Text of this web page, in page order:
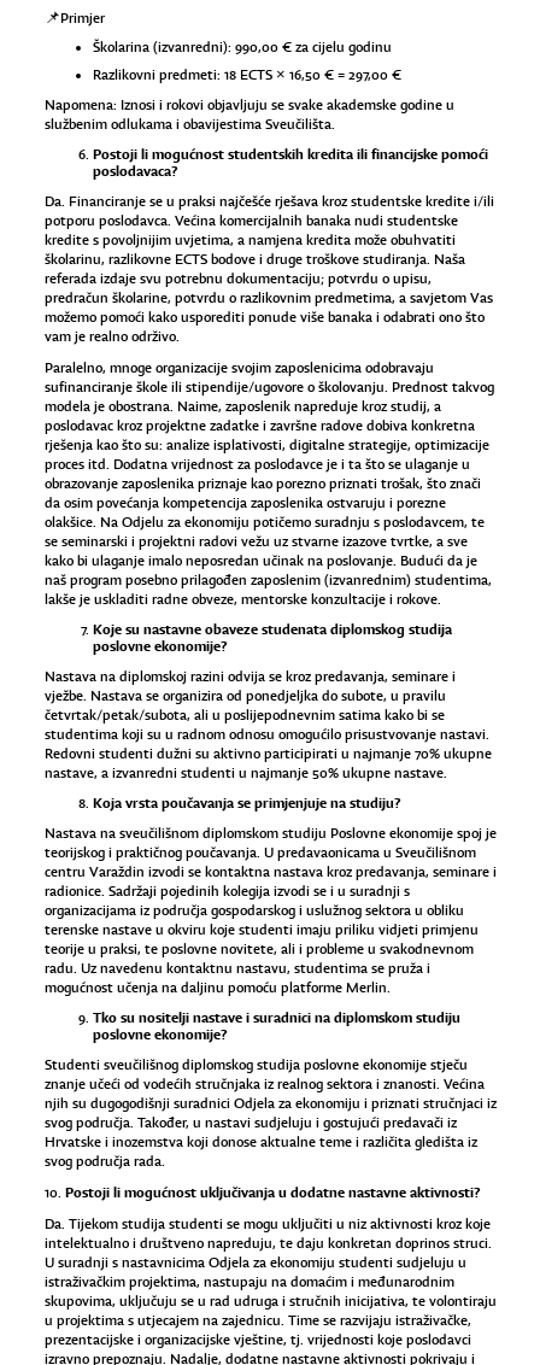
📌Primjer
Školarina (izvanredni): 990,00 € za cijelu godinu
Razlikovni predmeti: 18 ECTS × 16,50 € = 297,00 €
Napomena: Iznosi i rokovi objavljuju se svake akademske godine u
službenim odlukama i obavijestima Sveučilišta.
Postoji li mogućnost studentskih kredita ili financijske pomoći
poslodavaca?
Da. Financiranje se u praksi najčešće rješava kroz studentske kredite i/ili
potporu poslodavca. Većina komercijalnih banaka nudi studentske
kredite s povoljnijim uvjetima, a namjena kredita može obuhvatiti
školarinu, razlikovne ECTS bodove i druge troškove studiranja. Naša
referada izdaje svu potrebnu dokumentaciju; potvrdu o upisu,
predračun školarine, potvrdu o razlikovnim predmetima, a savjetom Vas
možemo pomoći kako usporediti ponude više banaka i odabrati ono što
vam je realno održivo.
Paralelno, mnoge organizacije svojim zaposlenicima odobravaju
sufinanciranje škole ili stipendije/ugovore o školovanju. Prednost takvog
modela je obostrana. Naime, zaposlenik napreduje kroz studij, a
poslodavac kroz projektne zadatke i završne radove dobiva konkretna
rješenja kao što su: analize isplativosti, digitalne strategije, optimizacije
proces itd. Dodatna vrijednost za poslodavce je i ta što se ulaganje u
obrazovanje zaposlenika priznaje kao porezno priznati trošak, što znači
da osim povećanja kompetencija zaposlenika ostvaruju i porezne
olakšice. Na Odjelu za ekonomiju potičemo suradnju s poslodavcem, te
se seminarski i projektni radovi vežu uz stvarne izazove tvrtke, a sve
kako bi ulaganje imalo neposredan učinak na poslovanje. Budući da je
naš program posebno prilagođen zaposlenim (izvanrednim) studentima,
lakše je uskladiti radne obveze, mentorske konzultacije i rokove.
Koje su nastavne obaveze studenata diplomskog studija
poslovne ekonomije?
Nastava na diplomskoj razini odvija se kroz predavanja, seminare i
vježbe. Nastava se organizira od ponedjeljka do subote, u pravilu
četvrtak/petak/subota, ali u poslijepodnevnim satima kako bi se
studentima koji su u radnom odnosu omogućilo prisustvovanje nastavi.
Redovni studenti dužni su aktivno participirati u najmanje 70% ukupne
nastave, a izvanredni studenti u najmanje 50% ukupne nastave.
Koja vrsta poučavanja se primjenjuje na studiju?
Nastava na sveučilišnom diplomskom studiju Poslovne ekonomije spoj je
teorijskog i praktičnog poučavanja. U predavaonicama u Sveučilišnom
centru Varaždin izvodi se kontaktna nastava kroz predavanja, seminare i
radionice. Sadržaji pojedinih kolegija izvodi se i u suradnji s
organizacijama iz područja gospodarskog i uslužnog sektora u obliku
terenske nastave u okviru koje studenti imaju priliku vidjeti primjenu
teorije u praksi, te poslovne novitete, ali i probleme u svakodnevnom
radu. Uz navedenu kontaktnu nastavu, studentima se pruža i
mogućnost učenja na daljinu pomoću platforme Merlin.
Tko su nositelji nastave i suradnici na diplomskom studiju
poslovne ekonomije?
Studenti sveučilišnog diplomskog studija poslovne ekonomije stječu
znanje učeći od vodećih stručnjaka iz realnog sektora i znanosti. Većina
njih su dugogodišnji suradnici Odjela za ekonomiju i priznati stručnjaci iz
svog područja. Također, u nastavi sudjeluju i gostujući predavači iz
Hrvatske i inozemstva koji donose aktualne teme i različita gledišta iz
svog područja rada.
10. Postoji li mogućnost uključivanja u dodatne nastavne aktivnosti?
Da. Tijekom studija studenti se mogu uključiti u niz aktivnosti kroz koje
intelektualno i društveno napreduju, te daju konkretan doprinos struci.
U suradnji s nastavnicima Odjela za ekonomiju studenti sudjeluju u
istraživačkim projektima, nastupaju na domaćim i međunarodnim
skupovima, uključuju se u rad udruga i stručnih inicijativa, te volontiraju
u projektima s utjecajem na zajednicu. Time se razvijaju istraživačke,
prezentacijske i organizacijske vještine, tj. vrijednosti koje poslodavci
izravno prepoznaju. Nadalje, dodatne nastavne aktivnosti pokrivaju i